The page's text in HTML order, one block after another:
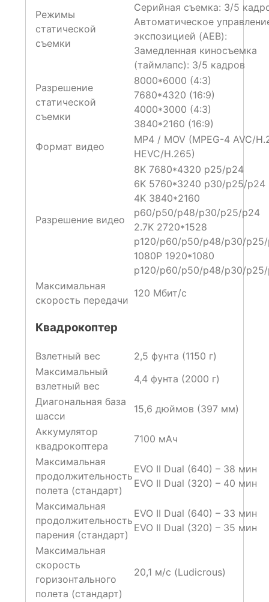
Режимы
статической
съемки
Серийная съемка: 3/5
Автоматическое
экспозицией (AEB):
Замедленная киносъемка
(таймлапс): 3/5 кадров
Разрешение
статической
съемки
8000*6000 (4:3)
7680*4320 (16:9)
4000*3000 (4:3)
3840*2160 (16:9)
Формат видео
MP4 / MOV (MPEG-4 AVC/
HEVC/H.265)
Разрешение видео
8K 7680*4320 p25/p24
6K 5760*3240 p30/p25/p24
4K 3840*2160
p60/p50/p48/p30/p25/p24
2.7K 2720*1528
p120/p60/p50/p48/p30/
1080P 1920*1080
p120/p60/p50/p48/p30/
Максимальная
скорость передачи
120 Мбит/с
Квадрокоптер
Взлетный вес
2,5 фунта (1150 г)
Максимальный
взлетный вес
4,4 фунта (2000 г)
Диагональная база
шасси
15,6 дюймов (397 мм)
Аккумулятор
квадрокоптера
7100 мАч
Максимальная
продолжительность
полета (стандарт)
EVO II Dual (640) – 38 мин
EVO II Dual (320) – 40 мин
Максимальная
продолжительность
парения (стандарт)
EVO II Dual (640) – 33 мин
EVO II Dual (320) – 35 мин
Максимальная
скорость
горизонтального
полета (стандарт)
20,1 м/с (Ludicrous)